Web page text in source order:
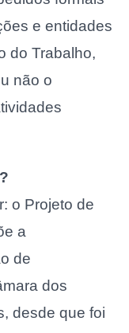
e entidades
do Trabalho,
não o
o Projeto de
a
de
dos
desde que foi